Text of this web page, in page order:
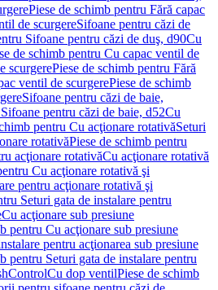
Piese de schimb pentru Fără capac
de scurgereSifoane pentru căzi de
Sifoane pentru căzi de duş, d90Cu
de schimb pentru Cu capac ventil de
scurgerePiese de schimb pentru Fără
ventil de scurgerePiese de schimb
Sifoane pentru căzi de baie,
pentru căzi de baie, d52Cu
pentru Cu acţionare rotativăSeturi
rotativăPiese de schimb pentru
acţionare rotativăCu acţionare rotativă
Cu acţionare rotativă şi
pentru acţionare rotativă şi
Seturi gata de instalare pentru
Cu acţionare sub presiune
pentru Cu acţionare sub presiune
pentru acţionarea sub presiune
pentru Seturi gata de instalare pentru
Cu dop ventilPiese de schimb